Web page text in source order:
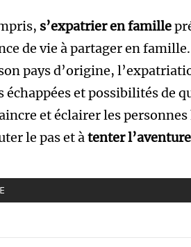
s’expatrier en famille
de vie à partager en
pays d’origine,
échappées et possibilités de
et éclairer les
le pas et àtenter l’aventure